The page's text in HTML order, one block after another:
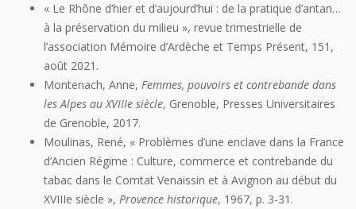
« Le Rhône d’hier et d’aujourd’hui : de la pratique d’antan…
à la préservation du milieu », revue trimestrielle de
l’association Mémoire d’Ardèche et Temps Présent, 151,
août 2021.
Montenach, Anne, Femmes, pouvoirs et contrebande dans
les Alpes au XVIIIe siècle, Grenoble, Presses Universitaires
de Grenoble, 2017.
Moulinas, René, « Problèmes d’une enclave dans la France
d’Ancien Régime : Culture, commerce et contrebande du
tabac dans le Comtat Venaissin et à Avignon au début du
XVIIIe siècle », Provence historique, 1967, p. 3-31.